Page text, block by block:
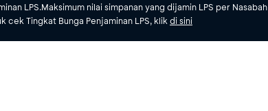
LPS.Maksimum nilai simpanan yang dijamin LPS per Nasabah
cek Tingkat Bunga Penjaminan LPS, klikdi sini